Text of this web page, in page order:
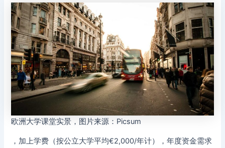
欧洲大学课堂实景，图片来源：Picsum
，加上学费（按公立大学平均€2,000/年计），年度资金需求